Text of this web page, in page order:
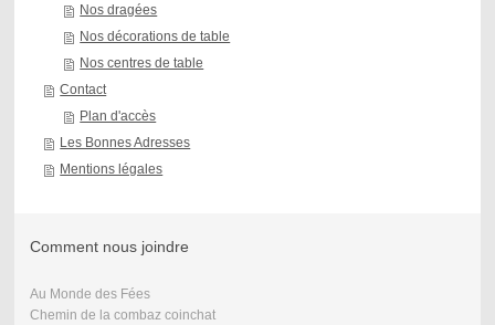
Nos dragées
Nos décorations de table
Nos centres de table
Contact
Plan d'accès
Les Bonnes Adresses
Mentions légales
Comment nous joindre
Au Monde des Fées
Chemin de la combaz coinchat